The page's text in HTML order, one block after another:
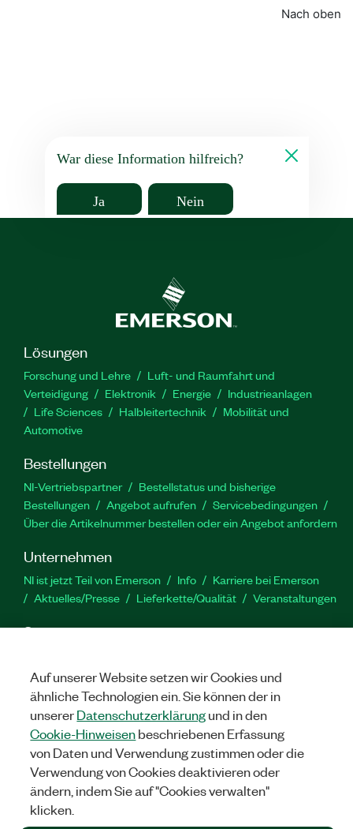
Nach oben
War diese Information hilfreich?
Ja Nein
Lösungen
Forschung und Lehre
Luft- und Raumfahrt und
Verteidigung
Elektronik Energie
Industrieanlagen
Life Sciences
Halbleitertechnik
Mobilität und
Automotive
Bestellungen
NI-Vertriebspartner
Bestellstatus und bisherige
Bestellungen
Angebot aufrufen
Servicebedingungen
Über die Artikelnummer bestellen oder ein Angebot anfordern
Unternehmen
NI ist jetzt Teil von Emerson Info
Karriere bei Emerson
Aktuelles/Presse
Lieferkette/Qualität Veranstaltungen
Support
Produktaktivierung
Serviceanfrage stellen
Feedback
zur Website
YouTube
Twitter
© 2026
VORBEHALTEN.
Auf unserer Website setzen wir Cookies und
ähnliche Technologien ein. Sie können der in
unsererDatenschutzerklärungund in den
Cookie-Hinweisenbeschriebenen Erfassung
von Daten und Verwendung zustimmen oder die
Verwendung von Cookies deaktivieren oder
ändern, indem Sie auf "Cookies verwalten"
klicken.